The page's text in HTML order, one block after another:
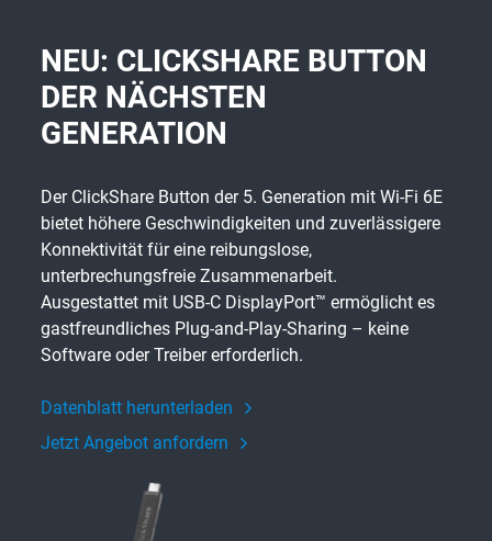
NEU: CLICKSHARE BUTTON
DER NÄCHSTEN
GENERATION
Der ClickShare Button der 5. Generation mit Wi-Fi 6E
bietet höhere Geschwindigkeiten und zuverlässigere
Konnektivität für eine reibungslose,
unterbrechungsfreie Zusammenarbeit.
Ausgestattet mit USB-C DisplayPort™ ermöglicht es
gastfreundliches Plug-and-Play-Sharing – keine
Software oder Treiber erforderlich.
Datenblatt herunterladen
Jetzt Angebot anfordern